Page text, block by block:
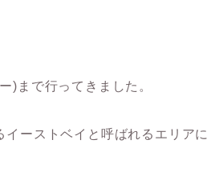
)まで行ってきました。
ーストベイと呼ばれるエリアに